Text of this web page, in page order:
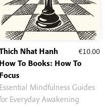
€10.00
Nhat Hanh
How To Books: How To
Focus
Essential Mindfulness Guides
Everyday Awakening